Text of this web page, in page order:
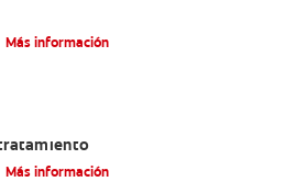
Más información
Más información